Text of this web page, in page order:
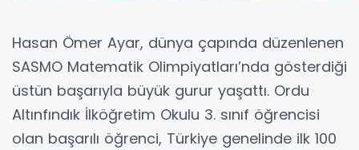
Hasan Ömer Ayar, dünya çapında düzenlenen
SASMO Matematik Olimpiyatları’nda gösterdiği
üstün başarıyla büyük gurur yaşattı. Ordu
Altınfındık İlköğretim Okulu 3. sınıf öğrencisi
olan başarılı öğrenci, Türkiye genelinde ilk 100